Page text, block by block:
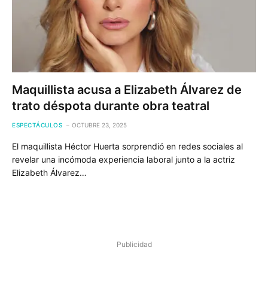
Maquillista acusa a Elizabeth Álvarez de
trato déspota durante obra teatral
ESPECTÁCULOS OCTUBRE 23, 2025
El maquillista Héctor Huerta sorprendió en redes sociales al
revelar una incómoda experiencia laboral junto a la actriz
Elizabeth Álvarez…
Publicidad